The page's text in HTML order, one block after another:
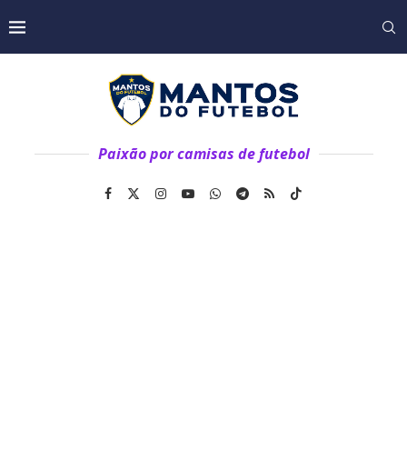
Paixão por camisas de futebol